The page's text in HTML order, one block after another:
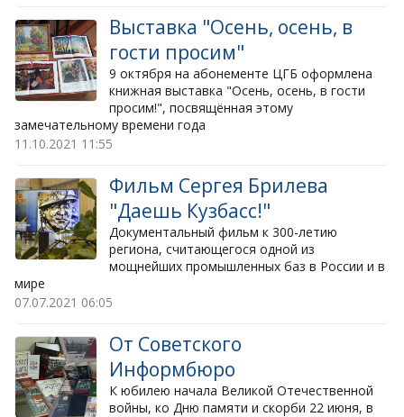
Выставка "Осень, осень, в
гости просим"
​9 октября на абонементе ЦГБ оформлена
книжная выставка "Осень, осень, в гости
просим!", посвящённая этому
замечательному времени года
11.10.2021 11:55
Фильм Сергея Брилева
"Даешь Кузбасс!"
Документальный фильм к 300-летию
региона, считающегося одной из
мощнейших промышленных баз в России и в
мире
07.07.2021 06:05
От Советского
Информбюро
​К юбилею начала Великой Отечественной
войны, ко Дню памяти и скорби 22 июня, в